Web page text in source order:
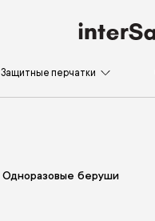
Защитные перчатки
Одноразовые беруши